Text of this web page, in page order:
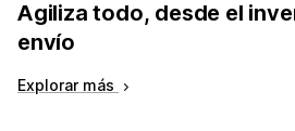
Agiliza todo, desde el
envío
Explorar más